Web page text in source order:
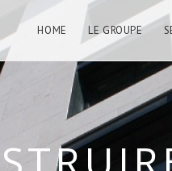
HOME LE GROUPE